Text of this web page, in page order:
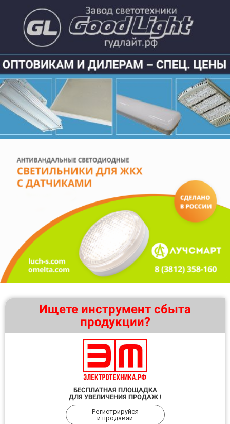
Ищете инструмент сбыта
продукции?
БЕСПЛАТНАЯ ПЛОЩАДКА
ДЛЯ УВЕЛИЧЕНИЯ ПРОДАЖ !
Регистрируйся
и продавай